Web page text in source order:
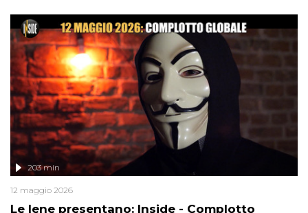
Le Iene presentano: Inside - Complotto
203 min
12 maggio 2026